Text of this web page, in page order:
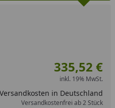
verringerneingeben
um eins erhöhen
335,52 €
inkl. 19% MwSt.
in Deutschland
Versandkostenfrei ab 2 Stück